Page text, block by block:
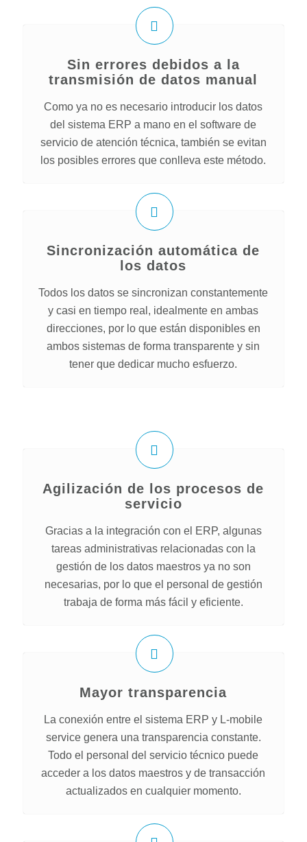
Sin errores debidos a la
transmisión de datos manual
Como ya no es necesario introducir los datos
del sistema ERP a mano en el software de
servicio de atención técnica, también se evitan
los posibles errores que conlleva este método.
Sincronización automática de
los datos
Todos los datos se sincronizan constantemente
y casi en tiempo real, idealmente en ambas
direcciones, por lo que están disponibles en
ambos sistemas de forma transparente y sin
tener que dedicar mucho esfuerzo.
Agilización de los procesos de
servicio
Gracias a la integración con el ERP, algunas
tareas administrativas relacionadas con la
gestión de los datos maestros ya no son
necesarias, por lo que el personal de gestión
trabaja de forma más fácil y eficiente.
Mayor transparencia
La conexión entre el sistema ERP y L-mobile
service genera una transparencia constante.
Todo el personal del servicio técnico puede
acceder a los datos maestros y de transacción
actualizados en cualquier momento.